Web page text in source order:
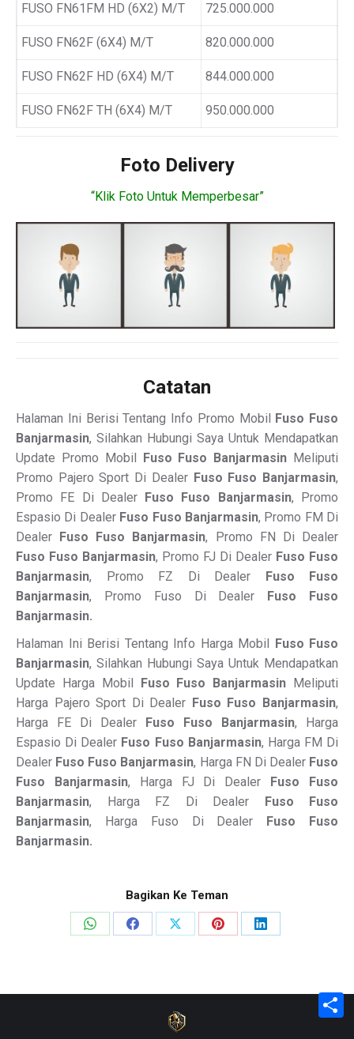
FUSO FN61FM HD (6X2) M/T 725.000.000
FUSO FN62F (6X4) M/T 820.000.000
FUSO FN62F HD (6X4) M/T 844.000.000
FUSO FN62F TH (6X4) M/T 950.000.000
Foto Delivery
“Klik Foto Untuk Memperbesar”
Catatan
Halaman Ini Berisi Tentang Info Promo Mobil Fuso Fuso
Banjarmasin, Silahkan Hubungi Saya Untuk Mendapatkan
Update Promo Mobil Fuso Fuso Banjarmasin Meliputi
Promo Pajero Sport Di Dealer Fuso Fuso Banjarmasin,
Promo FE Di Dealer Fuso Fuso Banjarmasin, Promo
Espasio Di Dealer Fuso Fuso Banjarmasin, Promo FM Di
Dealer Fuso Fuso Banjarmasin, Promo FN Di Dealer
Fuso Fuso Banjarmasin, Promo FJ Di Dealer Fuso Fuso
Banjarmasin, Promo FZ Di Dealer Fuso Fuso
Banjarmasin, Promo Fuso Di Dealer Fuso Fuso
Banjarmasin.
Halaman Ini Berisi Tentang Info Harga Mobil Fuso Fuso
Banjarmasin, Silahkan Hubungi Saya Untuk Mendapatkan
Update Harga Mobil Fuso Fuso Banjarmasin Meliputi
Harga Pajero Sport Di Dealer Fuso Fuso Banjarmasin,
Harga FE Di Dealer Fuso Fuso Banjarmasin, Harga
Espasio Di Dealer Fuso Fuso Banjarmasin, Harga FM Di
Dealer Fuso Fuso Banjarmasin, Harga FN Di Dealer Fuso
Fuso Banjarmasin, Harga FJ Di Dealer Fuso Fuso
Banjarmasin, Harga FZ Di Dealer Fuso Fuso
Banjarmasin, Harga Fuso Di Dealer Fuso Fuso
Banjarmasin.
Bagikan Ke Teman
Share
Share
Share
Share
Share